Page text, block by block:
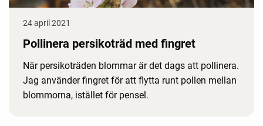
24 april 2021
Pollinera persikoträd med fingret
När persikoträden blommar är det dags att pollinera.
Jag använder fingret för att flytta runt pollen mellan
blommorna, istället för pensel.